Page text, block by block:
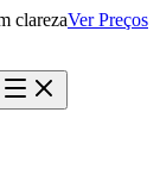
clarezaVer Preços